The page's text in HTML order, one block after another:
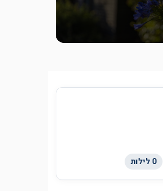
0 לילות